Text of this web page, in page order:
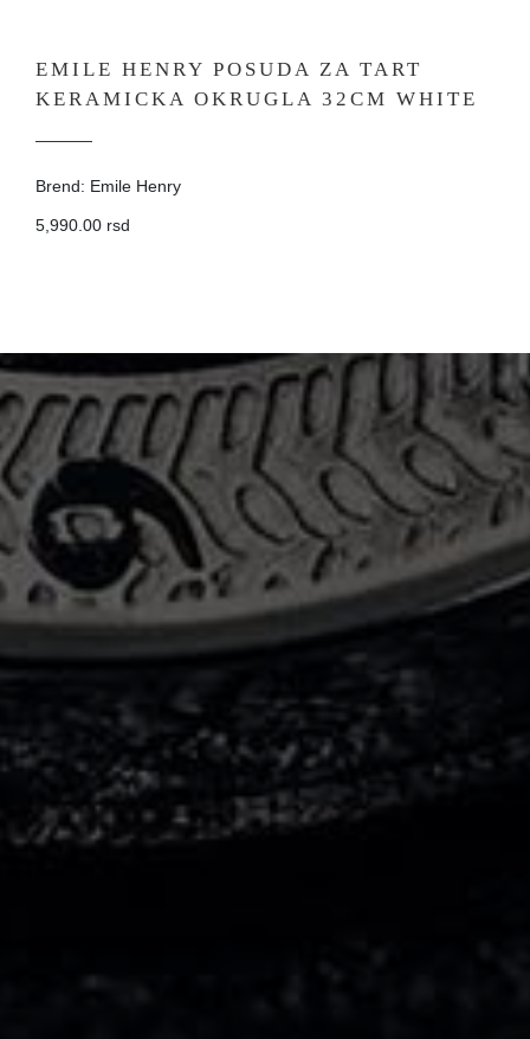
EMILE HENRY POSUDA ZA TART
KERAMICKA OKRUGLA 32CM WHITE
Brend: Emile Henry
5,990.00 rsd